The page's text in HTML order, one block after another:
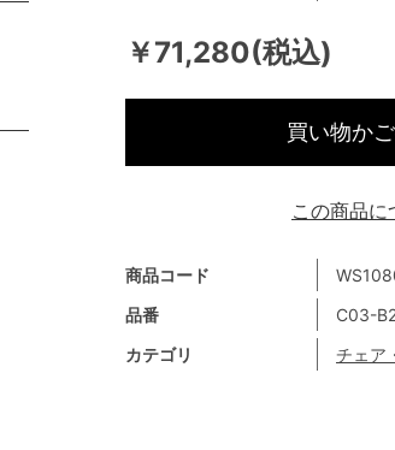
￥71,280(税込)
商品コード
品番
C03-
カテゴリ
チェア
買い物か
この商品に